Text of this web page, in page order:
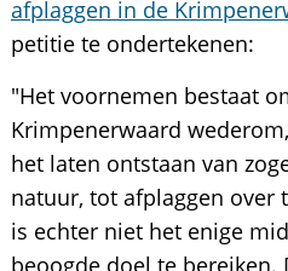
afplaggen in de
petitie te ondertekenen:
"Het voornemen bestaat
Krimpenerwaard
het laten ontstaan van
natuur, tot afplaggen over
is echter niet het enige
beoogde doel te bereiken.